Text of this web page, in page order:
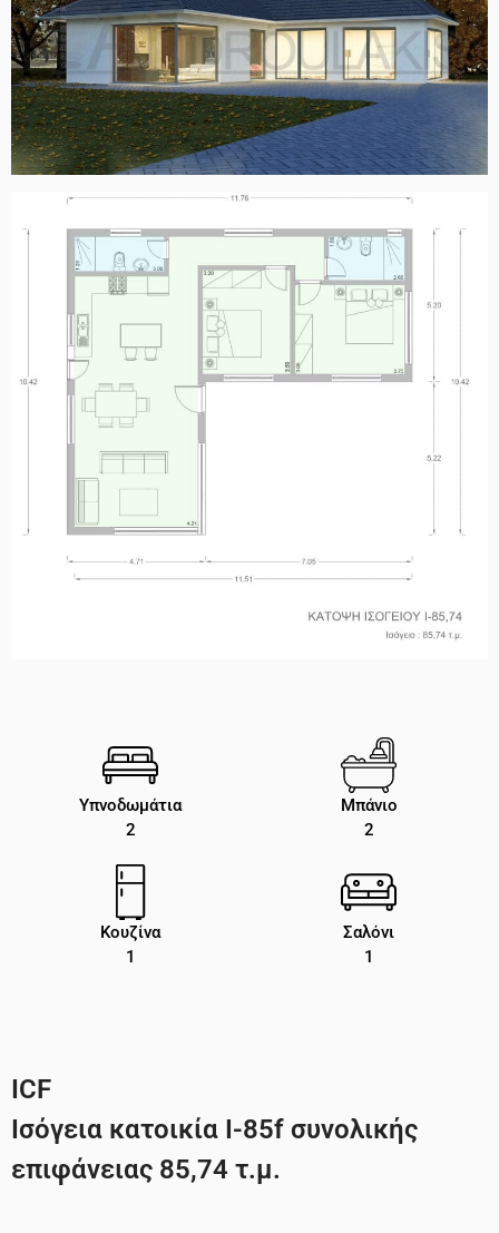
Υπνοδωμάτια
2
Μπάνιο
2
Κουζίνα
1
Σαλόνι
1
ICF
Ισόγεια κατοικία Ι-85f συνολικής
επιφάνειας 85,74 τ.μ.